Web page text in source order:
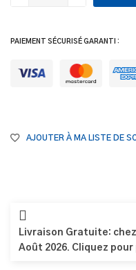
PAIEMENT SÉCURISÉ GARANTI :
AJOUTER À MA LISTE DE
Livraison Gratuite:
Août 2026. Cliquez